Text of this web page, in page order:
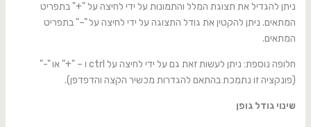
ניתן להגדיל את תצוגת המלל והתמונות על ידי לחיצה על "+" בתפריט
המתאים. ניתן להקטין את גודל התצוגה על ידי לחיצה על "–" בתפריט
המתאים.
חלופה נוספת: ניתן לעשות זאת גם על ידי לחיצה על ctrl ו – "+" או "-"
(פונקציה זו נתמכת בהתאם להגדרות מכשיר הקצה והדפדפן).
שינוי גודל גופן